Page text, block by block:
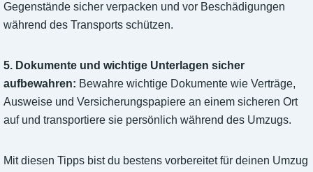
Gegenstände sicher verpacken und vor Beschädigungen
während des Transports schützen.
5. Dokumente und wichtige Unterlagen sicher
aufbewahren: Bewahre wichtige Dokumente wie Verträge,
Ausweise und Versicherungspapiere an einem sicheren Ort
auf und transportiere sie persönlich während des Umzugs.
Mit diesen Tipps bist du bestens vorbereitet für deinen Umzug